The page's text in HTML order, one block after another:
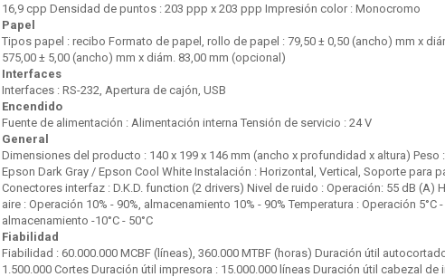
16,9 cpp Densidad de puntos : 203 ppp x 203 ppp Impresión color : Monocromo
Papel
Tipos papel : recibo Formato de papel, rollo de papel : 79,50 ± 0,50 (ancho) mm x
575,00 ± 5,00 (ancho) mm x diám. 83,00 mm (opcional)
Interfaces
Interfaces : RS-232, Apertura de cajón, USB
Encendido
Fuente de alimentación : Alimentación interna Tensión de servicio : 24 V
General
Dimensiones del producto : 140‎ x 199 x 146 mm (ancho x profundidad x altura) Peso
Epson Dark Gray / Epson Cool White Instalación : Horizontal, Vertical, Soporte para
Conectores interfaz : D.K.D. function (2 drivers) Nivel de ruido : Operación: 55 dB (A)
aire : Operación 10% - 90%, almacenamiento 10% - 90% Temperatura : Operación 5°C -
almacenamiento -10°C - 50°C
Fiabilidad
Fiabilidad : 60.000.000 MCBF (líneas), 360.000 MTBF (horas) Duración útil
1.500.000 Cortes Duración útil impresora : 15.000.000 líneas Duración útil cabezal de